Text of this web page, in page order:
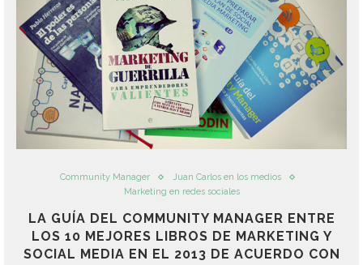
Community Manager
Juan Carlos en los medios
Marketing en redes sociales
LA GUÍA DEL COMMUNITY MANAGER ENTRE
LOS 10 MEJORES LIBROS DE MARKETING Y
SOCIAL MEDIA EN EL 2013 DE ACUERDO CON